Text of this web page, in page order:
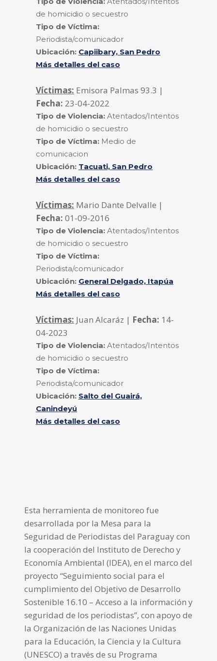
de homicidio o secuestro
Tipo de Víctima:
Periodista/comunicador
Ubicación: Capiibary, San Pedro
Más detalles del caso
Víctimas: Emisora Palmas 93.3 |
Fecha: 23-04-2022
Tipo de Violencia: Atentados/Intentos
de homicidio o secuestro
Tipo de Víctima: Medio de
comunicacion
Ubicación: Tacuati, San Pedro
Más detalles del caso
Víctimas: Mario Dante Delvalle |
Fecha: 01-09-2016
Tipo de Violencia: Atentados/Intentos
de homicidio o secuestro
Tipo de Víctima:
Periodista/comunicador
Ubicación: General Delgado, Itapúa
Más detalles del caso
Víctimas: Juan Alcaráz | Fecha: 14-
04-2023
Tipo de Violencia: Atentados/Intentos
de homicidio o secuestro
Tipo de Víctima:
Periodista/comunicador
Ubicación: Salto del Guairá,
Canindeyú
Más detalles del caso
Esta herramienta de monitoreo fue
desarrollada por la Mesa para la
Seguridad de Periodistas del Paraguay con
la cooperación del Instituto de Derecho y
Economía Ambiental (IDEA), en el marco del
proyecto “Seguimiento social para el
cumplimiento del Objetivo de Desarrollo
Sostenible 16.10 – Acceso a la información y
seguridad de los periodistas”, con apoyo de
la Organización de las Naciones Unidas
para la Educación, la Ciencia y la Cultura
(UNESCO) a través de su Programa